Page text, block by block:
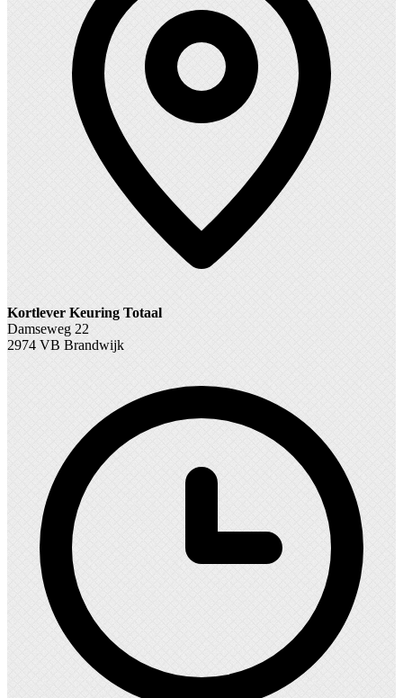
Kortlever Keuring Totaal
Damseweg 22
2974 VB Brandwijk